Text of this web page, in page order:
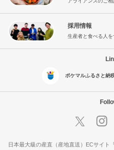
採用情報
生産者と食べる人
ポケマルふるさと納
日本最大級の産直（産地直送）ECサイト